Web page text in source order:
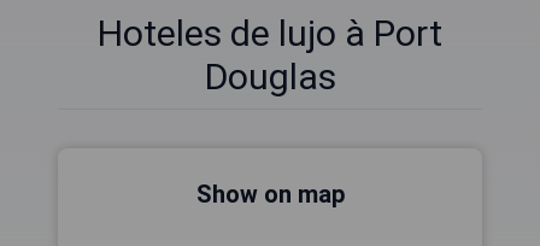
Hoteles de lujo à Port
Douglas
Show on map